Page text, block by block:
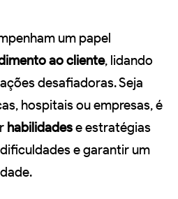
um papel
ao cliente, lidando
desafiadoras. Seja
hospitais ou empresas, é
habilidadese estratégias
e garantir um